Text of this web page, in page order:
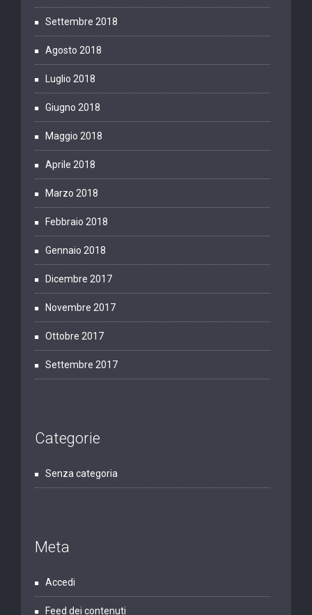
Settembre 2018
Agosto 2018
Luglio 2018
Giugno 2018
Maggio 2018
Aprile 2018
Marzo 2018
Febbraio 2018
Gennaio 2018
Dicembre 2017
Novembre 2017
Ottobre 2017
Settembre 2017
Categorie
Senza categoria
Meta
Accedi
Feed dei contenuti